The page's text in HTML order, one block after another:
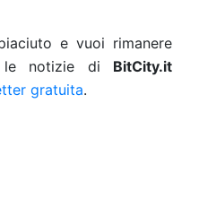
e vuoi rimanere
le notizie di BitCity.it
gratuita.